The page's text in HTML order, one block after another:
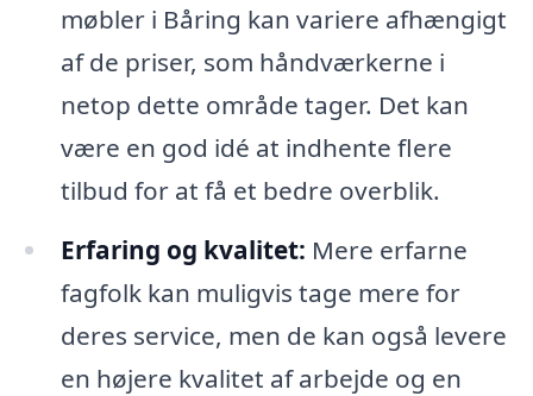
møbler i Båring kan variere afhængigt
af de priser, som håndværkerne i
netop dette område tager. Det kan
være en god idé at indhente flere
tilbud for at få et bedre overblik.
Erfaring og kvalitet: Mere erfarne
fagfolk kan muligvis tage mere for
deres service, men de kan også levere
en højere kvalitet af arbejde og en